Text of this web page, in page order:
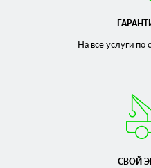
На все услуги по
СВОЙ